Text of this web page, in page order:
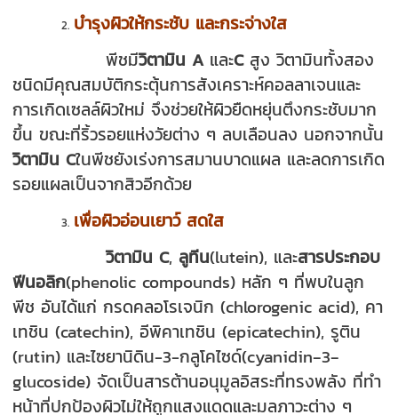
บำรุงผิวให้กระชับ และกระจ่างใส
พีชมีวิตามินA และCสูง วิตามินทั้งสอง
ชนิดมีคุณสมบัติกระตุ้นการสังเคราะห์คอลลาเจนและ
การเกิดเซลล์ผิวใหม่ จึงช่วยให้ผิวยืดหยุ่นตึงกระชับมาก
ขึ้น ขณะที่ริ้วรอยแห่งวัยต่าง ๆ ลบเลือนลง นอกจากนั้น
วิตามินCในพีชยังเร่งการสมานบาดแผล และลดการเกิด
รอยแผลเป็นจากสิวอีกด้วย
เพื่อผิวอ่อนเยาว์ สดใส
วิตามินC, ลูทีน(lutein), และสารประกอบ
ฟีนอลิก(phenolic compounds) หลัก ๆ ที่พบในลูก
พีช อันได้แก่ กรดคลอโรเจนิก (chlorogenic acid), คา
เทชิน (catechin), อีพิคาเทชิน (epicatechin), รูติน
(rutin) และไซยานิดิน-3-กลูโคไซด์(cyanidin‐3‐
glucoside) จัดเป็นสารต้านอนุมูลอิสระที่ทรงพลัง ที่ทำ
หน้าที่ปกป้องผิวไม่ให้ถูกแสงแดดและมลภาวะต่าง ๆ